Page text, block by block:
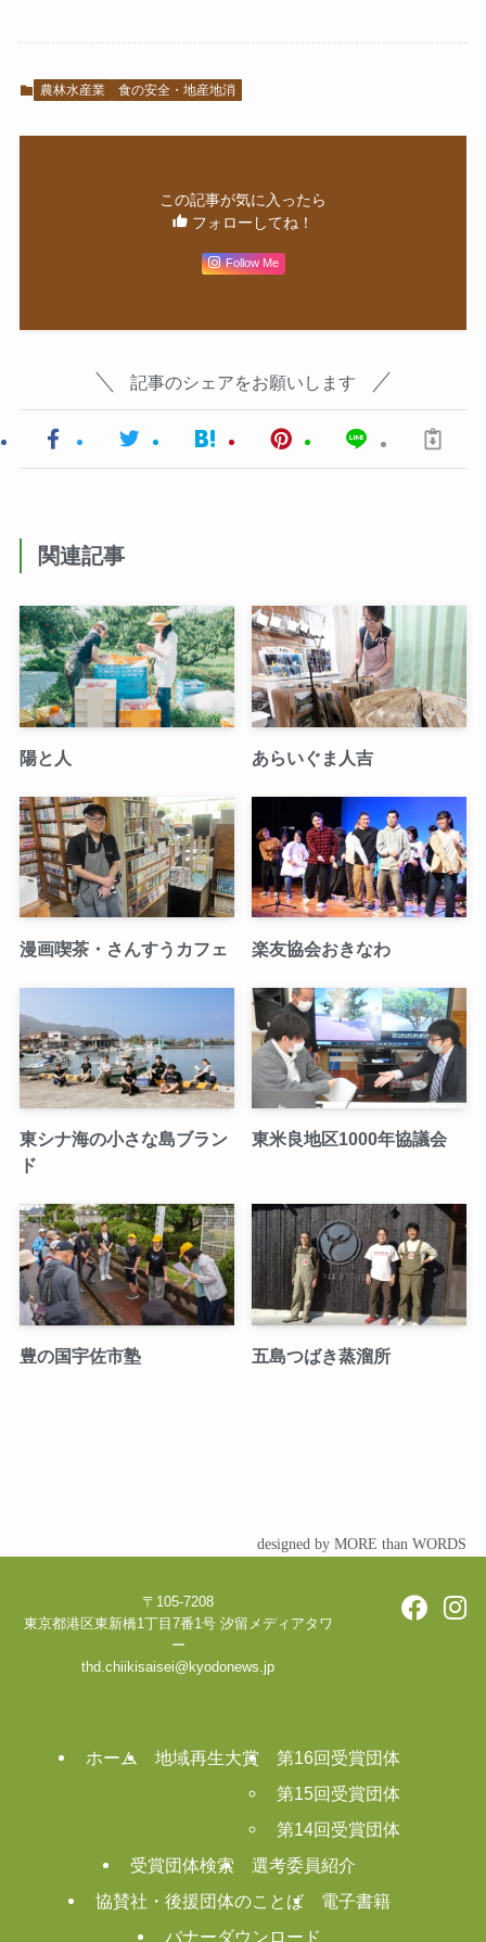
農林水産業 食の安全・地産地消
この記事が気に入ったら
フォローしてね！
Follow Me
記事のシェアをお願いします
関連記事
陽と人 あらいぐま人吉
漫画喫茶・さんすうカフェ 楽友協会おきなわ
東シナ海の小さな島ブラン
ド
東米良地区1000年協議会
豊の国宇佐市塾 五島つばき蒸溜所
designed by MORE than WORDS
〒105-7208
東京都港区東新橋1丁目7番1号 汐留メディアタワ
ー
thd.chiikisaisei@kyodonews.jp
ホーム 地域再生大賞
第16回受賞団体
第15回受賞団体
第14回受賞団体
受賞団体検索
選考委員紹介
協賛社・後援団体のことば
電子書籍
バナーダウンロード